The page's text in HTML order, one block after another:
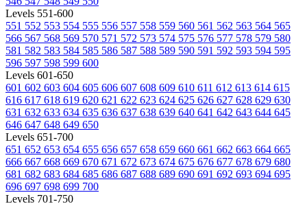
Levels 551-600
551 552 553 554 555 556 557 558 559 560 561 562 563 564 565
566 567 568 569 570 571 572 573 574 575 576 577 578 579 580
581 582 583 584 585 586 587 588 589 590 591 592 593 594 595
596 597 598 599 600
Levels 601-650
601 602 603 604 605 606 607 608 609 610 611 612 613 614 615
616 617 618 619 620 621 622 623 624 625 626 627 628 629 630
631 632 633 634 635 636 637 638 639 640 641 642 643 644 645
646 647 648 649 650
Levels 651-700
651 652 653 654 655 656 657 658 659 660 661 662 663 664 665
666 667 668 669 670 671 672 673 674 675 676 677 678 679 680
681 682 683 684 685 686 687 688 689 690 691 692 693 694 695
696 697 698 699 700
Levels 701-750